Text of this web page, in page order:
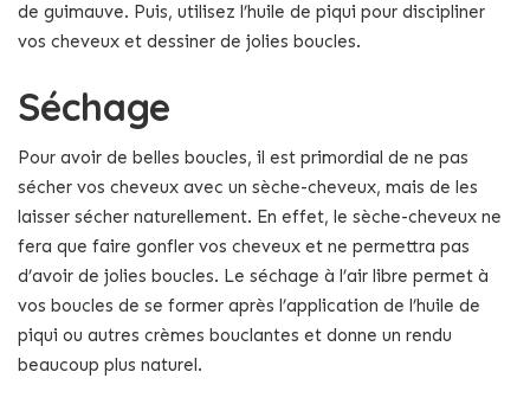
de guimauve. Puis, utilisez l’huile de piqui pour discipliner
vos cheveux et dessiner de jolies boucles.
Séchage
Pour avoir de belles boucles, il est primordial de ne pas
sécher vos cheveux avec un sèche-cheveux, mais de les
laisser sécher naturellement. En effet, le sèche-cheveux ne
fera que faire gonfler vos cheveux et ne permettra pas
d’avoir de jolies boucles. Le séchage à l’air libre permet à
vos boucles de se former après l’application de l’huile de
piqui ou autres crèmes bouclantes et donne un rendu
beaucoup plus naturel.